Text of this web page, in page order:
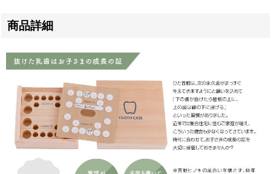
商品詳細